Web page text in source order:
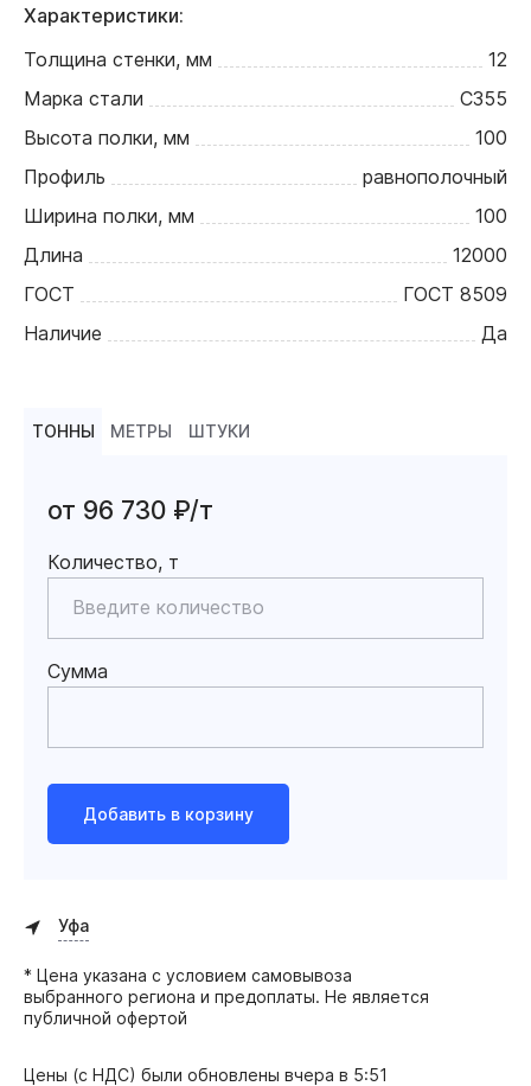
Характеристики:
Толщина стенки, мм
12
Марка стали
С355
Высота полки, мм
100
Профиль
равнополочный
Ширина полки, мм
100
Длина
12000
ГОСТ
ГОСТ 8509
Наличие
Да
ТОННЫ МЕТРЫ ШТУКИ
от 96 730 ₽/т
Количество, т
Сумма
Добавить в корзину
Уфа
* Цена указана с условием самовывоза
выбранного региона и предоплаты. Не является
публичной офертой
Цены (с НДС) были обновлены вчера в 5:51